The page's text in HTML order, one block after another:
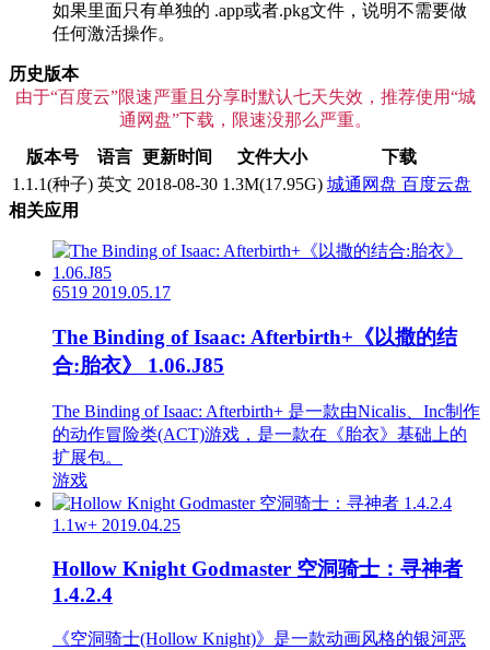
如果里面只有单独的 .app或者.pkg文件，说明不需要做
任何激活操作。
历史版本
由于“百度云”限速严重且分享时默认七天失效，推荐使用“城
通网盘”下载，限速没那么严重。
版本号
语言 更新时间 文件大小
下载
1.1.1(种子) 英文 2018-08-30 1.3M(17.95G) 城通网盘 百度云盘
相关应用
6519 2019.05.17
The Binding of Isaac: Afterbirth+《以撒的结
合:胎衣》 1.06.J85
The Binding of Isaac: Afterbirth+ 是一款由Nicalis、Inc制作
的动作冒险类(ACT)游戏，是一款在《胎衣》基础上的
扩展包。
游戏
1.1w+ 2019.04.25
Hollow Knight Godmaster 空洞骑士：寻神者
1.4.2.4
《空洞骑士(Hollow Knight)》是一款动画风格的银河恶